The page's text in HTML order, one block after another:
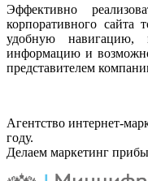
Эффективно
корпоративного сайта
удобную навигацию,
информацию и
представителем
Агентство интернет-
году.
Делаем маркетинг